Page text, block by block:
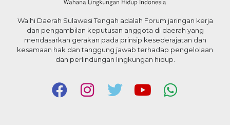
Walhi Daerah Sulawesi Tengah adalah Forum jaringan kerja
dan pengambilan keputusan anggota di daerah yang
mendasarkan gerakan pada prinsip kesederajatan dan
kesamaan hak dan tanggung jawab terhadap pengelolaan
dan perlindungan lingkungan hidup.